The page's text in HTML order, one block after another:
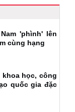
'phình' lên
cùng hạng
học, công
quốc gia đặc